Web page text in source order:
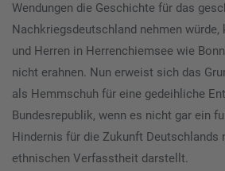
Wendungen die Geschichte für das
Nachkriegsdeutschland nehmen würde,
und Herren in Herrenchiemsee wie
nicht erahnen. Nun erweist sich das
als Hemmschuh für eine gedeihliche
Bundesrepublik, wenn es nicht gar ein
Hindernis für die Zukunft Deutschlands
ethnischen Verfasstheit darstellt.